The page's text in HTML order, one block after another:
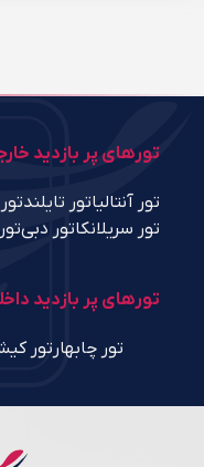
تورهای پر بازدید
تور آنتالیاتور تایلند
تور سریلانکاتور دبی
تورهای پر بازدید
تور چابهار تور